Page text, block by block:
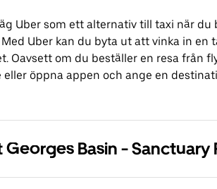
Uber som ett alternativ till taxi när
Med Uber kan du byta ut att vinka in
Oavsett om du beställer en resa från
eller öppna appen och ange en
Georges Basin -